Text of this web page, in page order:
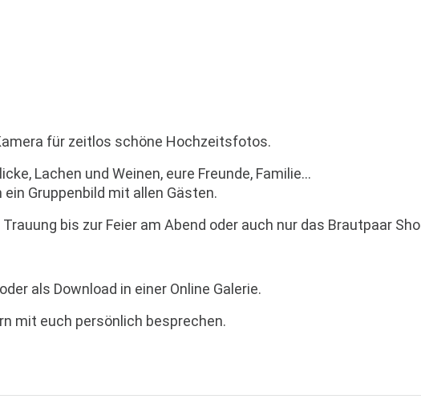
für zeitlos schöne Hochzeitsfotos.
Lachen und Weinen, eure Freunde, Familie…
Gruppenbild mit allen Gästen.
bis zur Feier am Abend oder auch nur das Brautpaar
als Download in einer Online Galerie.
mit euch persönlich besprechen.